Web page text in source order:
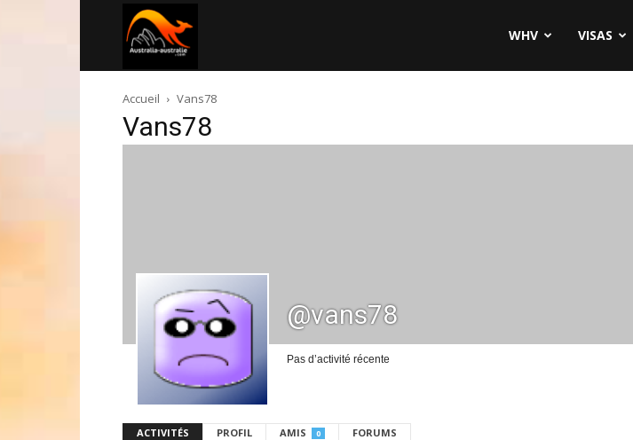
australie.com
WHV VISAS
Accueil Vans78
Vans78
@vans78
Pas d’activité récente
ACTIVITÉS PROFIL AMIS 0 FORUMS